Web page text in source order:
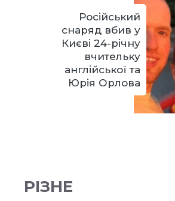
Російський
снаряд вбив у
Києві 24-річну
вчительку
англійської та
Юрія Орлова
РІЗНЕ